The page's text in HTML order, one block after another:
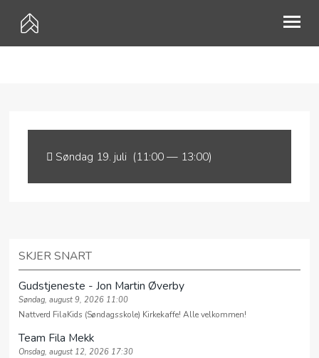
UTLEIE
KONTAKT
MIN SIDE
Søndag 19. juli (11:00 — 13:00)
SKJER SNART
Gudstjeneste - Jon Martin Øverby
Søndag, august 9, 2026 11:00
Nattverd FilaKids (Søndagsskole) Kirkekaffe! Alle velkommen!
Team Fila Mekk
Onsdag, august 12, 2026 17:30